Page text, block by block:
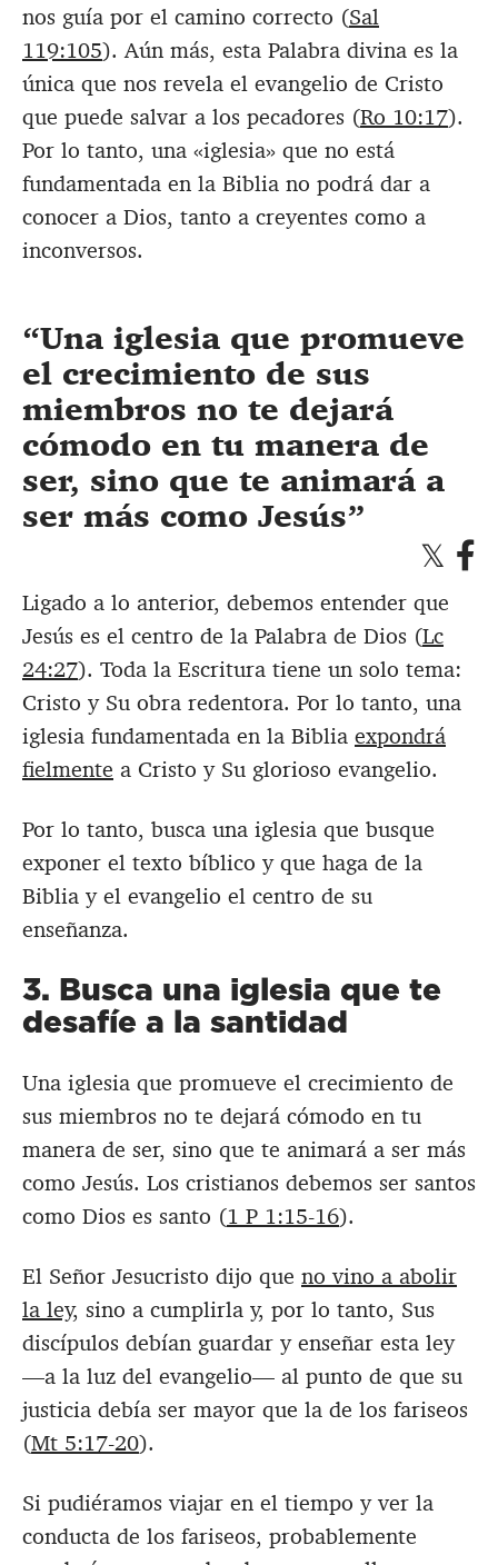
nos guía por el camino correcto (Sal
119:105). Aún más, esta Palabra divina es la
única que nos revela el evangelio de Cristo
que puede salvar a los pecadores (Ro 10:17).
Por lo tanto, una «iglesia» que no está
fundamentada en la Biblia no podrá dar a
conocer a Dios, tanto a creyentes como a
inconversos.
Una iglesia que promueve
el crecimiento de sus
miembros no te dejará
cómodo en tu manera de
ser, sino que te animará a
ser más como Jesús
Ligado a lo anterior, debemos entender que
Jesús es el centro de la Palabra de Dios (Lc
24:27). Toda la Escritura tiene un solo tema:
Cristo y Su obra redentora. Por lo tanto, una
iglesia fundamentada en la Biblia expondrá
fielmente a Cristo y Su glorioso evangelio.
Por lo tanto, busca una iglesia que busque
exponer el texto bíblico y que haga de la
Biblia y el evangelio el centro de su
enseñanza.
3. Busca una iglesia que te
desafíe a la santidad
Una iglesia que promueve el crecimiento de
sus miembros no te dejará cómodo en tu
manera de ser, sino que te animará a ser más
como Jesús. Los cristianos debemos ser santos
como Dios es santo (1 P 1:15-16).
El Señor Jesucristo dijo que no vino a abolir
la ley, sino a cumplirla y, por lo tanto, Sus
discípulos debían guardar y enseñar esta ley
—a la luz del evangelio— al punto de que su
justicia debía ser mayor que la de los fariseos
(Mt 5:17-20).
Si pudiéramos viajar en el tiempo y ver la
conducta de los fariseos, probablemente